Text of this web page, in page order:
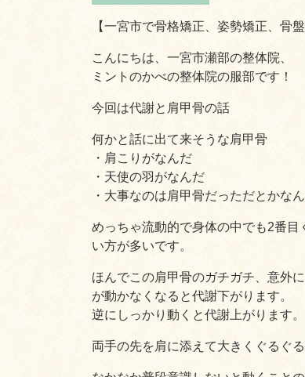
【一宮市で骨格矯正、姿勢矯正、骨
こんにちは、一宮市瀬部の整体院、
ミントのかべの整体院の服部です！
今回は代謝と肩甲骨の話
何かと話に出て来そうな肩甲骨
・肩こりがなんだ
・天使の羽がなんだ
・大事なのは肩甲骨だっただとかな
めっちゃ流動的で身体の中でも2番
い方が多いです。
ほんでこの肩甲骨のガチガチ、意外
が動かなくなると代謝下がります。
逆にしっかり動くと代謝上がります。
両手の先を肩に添えて大きくぐるぐ